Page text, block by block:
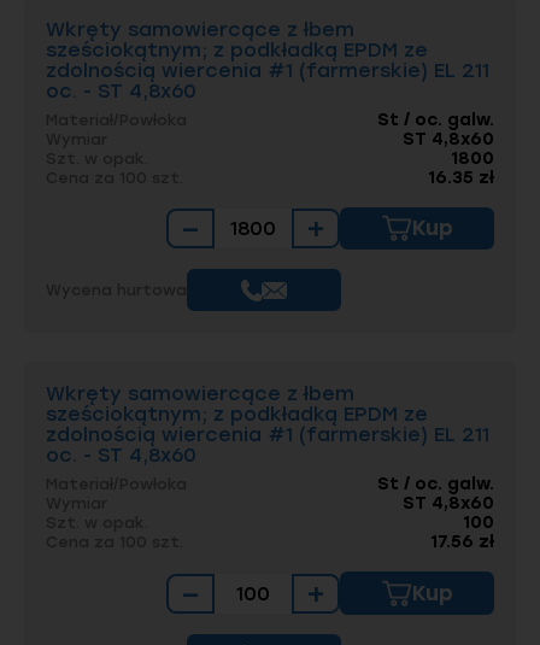
Wkręty samowiercące z łbem
sześciokątnym; z podkładką EPDM ze
zdolnością wiercenia #1 (farmerskie) EL 211
oc. - ST 4,8x60
St / oc. galw.
ST 4,8x60
1800
16.35 zł
− + Kup
Wkręty samowiercące z łbem
sześciokątnym; z podkładką EPDM ze
zdolnością wiercenia #1 (farmerskie) EL 211
oc. - ST 4,8x60
St / oc. galw.
ST 4,8x60
100
17.56 zł
− + Kup